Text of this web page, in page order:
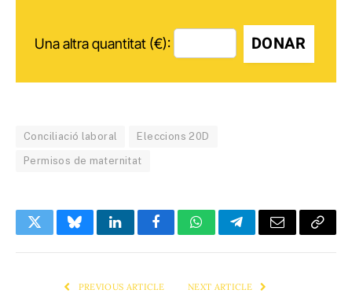
Una altra quantitat (€): DONAR
Conciliació laboral Eleccions 20D
Permisos de maternitat
TwitterBlueskyLinkedInFacebookWhatsAppTelegramEmail Copy
PREVIOUS ARTICLE NEXT ARTICLE